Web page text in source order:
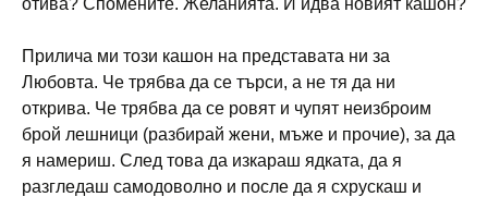
отива? Спомените. Желанията. И идва новият кашон?
Прилича ми този кашон на представата ни за
Любовта. Че трябва да се търси, а не тя да ни
открива. Че трябва да се ровят и чупят неизброим
брой лешници (разбирай жени, мъже и прочие), за да
я намериш. След това да изкараш ядката, да я
разгледаш самодоволно и после да я схрускаш и